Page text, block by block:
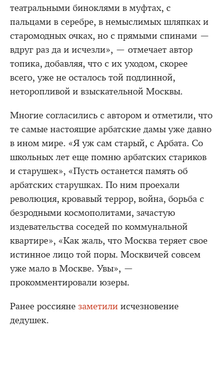
театральными биноклями в муфтах, с
пальцами в серебре, в немыслимых шляпках и
старомодных очках, но с прямыми спинами —
вдруг раз да и исчезли», — отмечает автор
топика, добавляя, что с их уходом, скорее
всего, уже не осталось той подлинной,
неторопливой и взыскательной Москвы.
Многие согласились с автором и отметили, что
те самые настоящие арбатские дамы уже давно
в ином мире. «Я уж сам старый, с Арбата. Со
школьных лет еще помню арбатских стариков
и старушек», «Пусть останется память об
арбатских старушках. По ним проехали
революция, кровавый террор, война, борьба с
безродными космополитами, зачастую
издевательства соседей по коммунальной
квартире», «Как жаль, что Москва теряет свое
истинное лицо той поры. Москвичей совсем
уже мало в Москве. Увы», —
прокомментировали юзеры.
Ранее россияне заметили исчезновение
дедушек.